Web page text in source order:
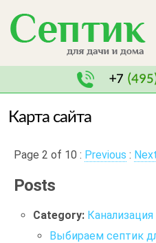
+7
Карта сайта
Page 2 of 10 : Previous :
Posts
Category: Канализация
Выбираем септик